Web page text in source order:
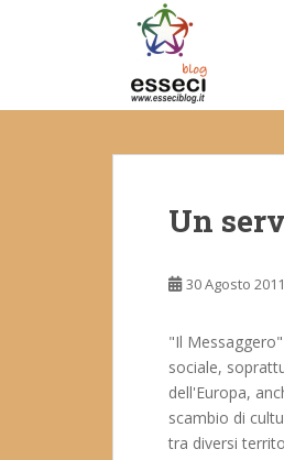
t
Un
30 Agosto 2011
"Il
sociale,
dell'Europa,
scambio di
tra diversi